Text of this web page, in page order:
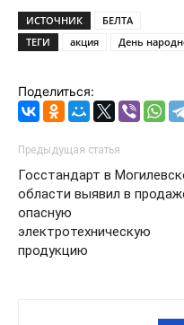
ИСТОЧНИК
БЕЛТА
ТЕГИ
акция День
Поделиться:
Предыдущая статья
Госстандарт в
области выявил в
опасную
электротехническую
продукцию